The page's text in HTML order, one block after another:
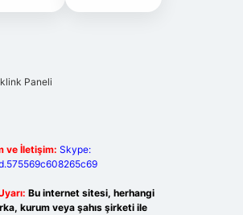
ve İletişim: Skype:
Bu internet sitesi, herhangi
kurum veya şahıs şirketi ile